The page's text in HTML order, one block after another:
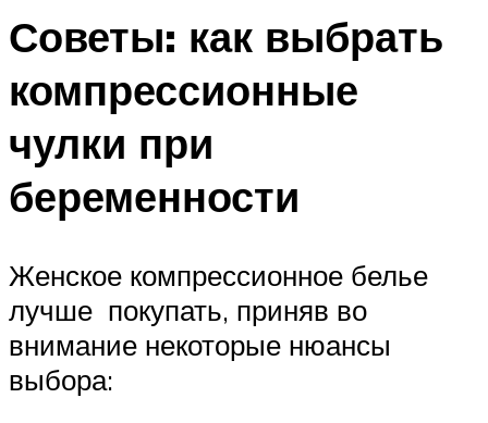
Советы: как выбрать
компрессионные
чулки при
беременности
Женское компрессионное белье
лучше покупать, приняв во
внимание некоторые нюансы
выбора: